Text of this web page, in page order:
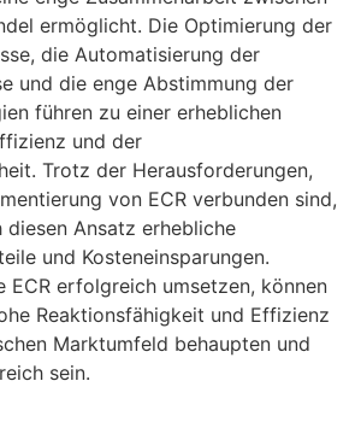
ermöglicht. Die Optimierung der
die Automatisierung der
und die enge Abstimmung der
führen zu einer erheblichen
und der
Trotz der Herausforderungen,
von ECR verbunden sind,
Ansatz erhebliche
und Kosteneinsparungen.
ECR erfolgreich umsetzen, können
Reaktionsfähigkeit und Effizienz
Marktumfeld behaupten und
sein.